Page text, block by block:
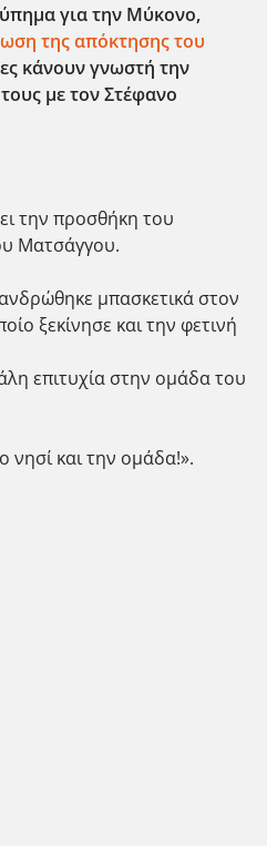
για την Μύκονο,
της απόκτησης του
κάνουν γνωστή την
με τον Στέφανο
την προσθήκη του
Ματσάγγου.
μπασκετικά στον
ξεκίνησε και την φετινή
επιτυχία στην ομάδα του
νησί και την ομάδα!».